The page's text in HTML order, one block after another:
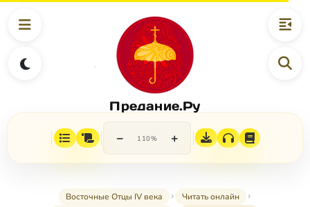
Предание.Ру
− 110% +
Восточные Отцы IV века
Читать онлайн